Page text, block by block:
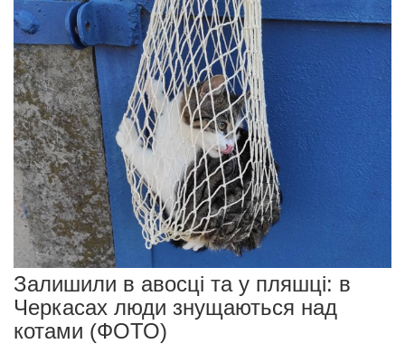
Залишили в авосці та у пляшці: в
Черкасах люди знущаються над
котами (ФОТО)